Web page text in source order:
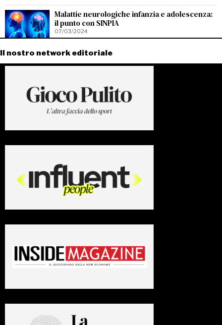
Malattie neurologiche infanzia e adolescenza:
il punto con SINPIA
07/03/2024
Il nostro network editoriale